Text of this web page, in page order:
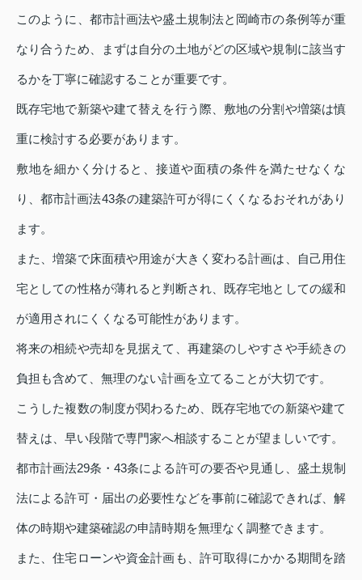
このように、都市計画法や盛土規制法と岡崎市の条例等が重
なり合うため、まずは自分の土地がどの区域や規制に該当す
るかを丁寧に確認することが重要です。
既存宅地で新築や建て替えを行う際、敷地の分割や増築は慎
重に検討する必要があります。
敷地を細かく分けると、接道や面積の条件を満たせなくな
り、都市計画法43条の建築許可が得にくくなるおそれがあり
ます。
また、増築で床面積や用途が大きく変わる計画は、自己用住
宅としての性格が薄れると判断され、既存宅地としての緩和
が適用されにくくなる可能性があります。
将来の相続や売却を見据えて、再建築のしやすさや手続きの
負担も含めて、無理のない計画を立てることが大切です。
こうした複数の制度が関わるため、既存宅地での新築や建て
替えは、早い段階で専門家へ相談することが望ましいです。
都市計画法29条・43条による許可の要否や見通し、盛土規制
法による許可・届出の必要性などを事前に確認できれば、解
体の時期や建築確認の申請時期を無理なく調整できます。
また、住宅ローンや資金計画も、許可取得にかかる期間を踏